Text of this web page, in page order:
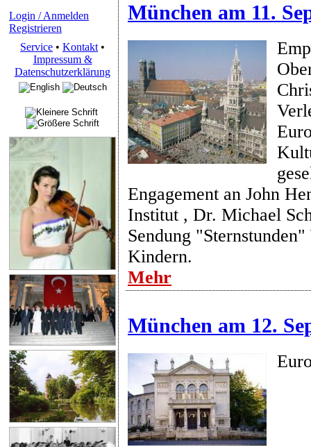
Login / Anmelden
Registrieren
Service • Kontakt •
Impressum &
Datenschutzerklärung
München am 11.
Engagement an John
Institut , Dr. Michael
Sendung
Kindern.
Mehr
München am 12.